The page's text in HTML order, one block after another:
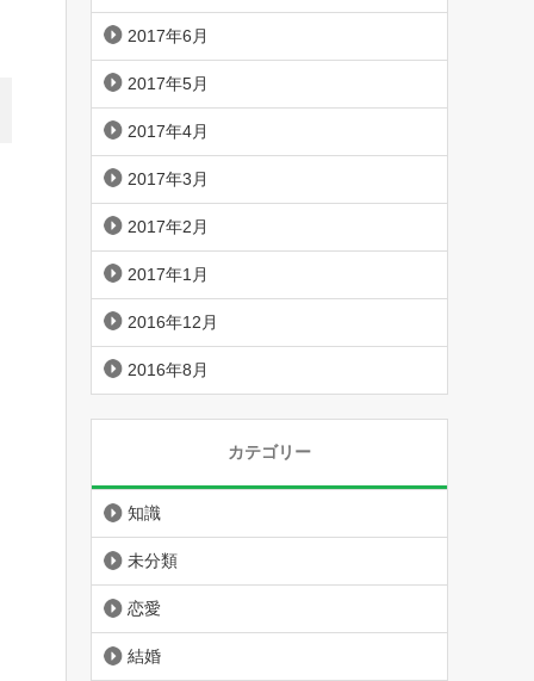
2017年6月
2017年5月
2017年4月
2017年3月
2017年2月
2017年1月
2016年12月
2016年8月
カテゴリー
知識
未分類
恋愛
結婚